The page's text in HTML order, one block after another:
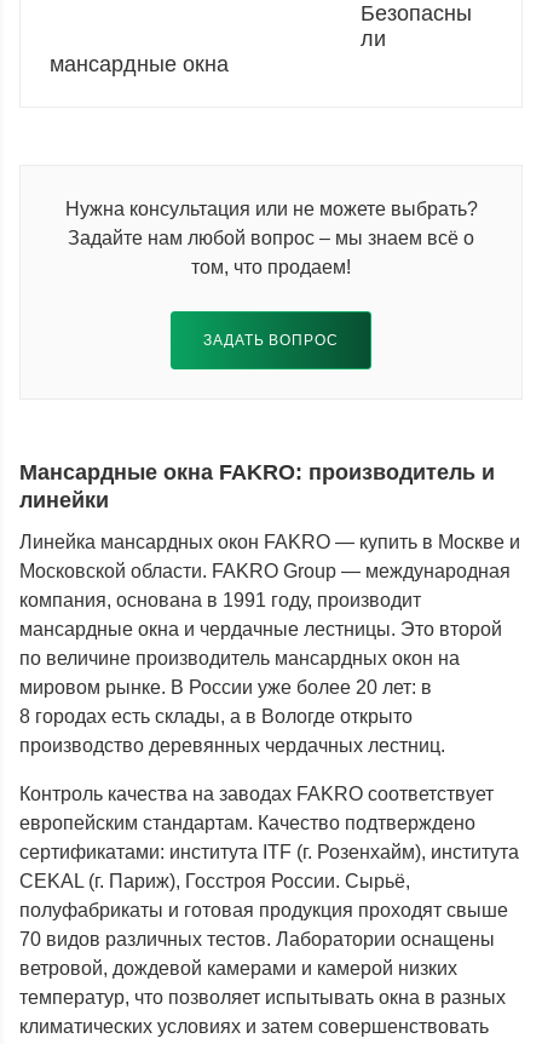
Безопасны
ли
мансардные окна
Нужна консультация или не можете выбрать?
Задайте нам любой вопрос – мы знаем всё о
том, что продаем!
ЗАДАТЬ ВОПРОС
Мансардные окна FAKRO: производитель и
линейки
Линейка мансардных окон FAKRO — купить в Москве и
Московской области. FAKRO Group — международная
компания, основана в 1991 году, производит
мансардные окна и чердачные лестницы. Это второй
по величине производитель мансардных окон на
мировом рынке. В России уже более 20 лет: в
8 городах есть склады, а в Вологде открыто
производство деревянных чердачных лестниц.
Контроль качества на заводах FAKRO соответствует
европейским стандартам. Качество подтверждено
сертификатами: института ITF (г. Розенхайм), института
CEKAL (г. Париж), Госстроя России. Сырьё,
полуфабрикаты и готовая продукция проходят свыше
70 видов различных тестов. Лаборатории оснащены
ветровой, дождевой камерами и камерой низких
температур, что позволяет испытывать окна в разных
климатических условиях и затем совершенствовать